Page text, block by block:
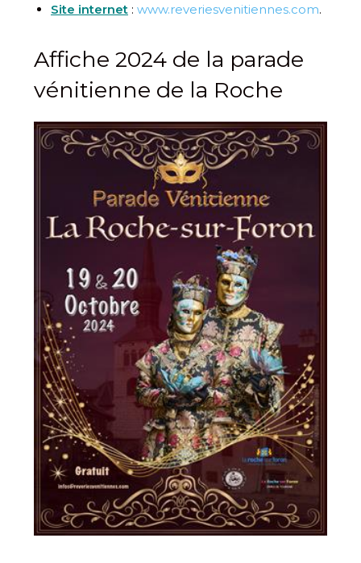
Site internet : www.reveriesvenitiennes.com.
Affiche 2024 de la parade
vénitienne de la Roche